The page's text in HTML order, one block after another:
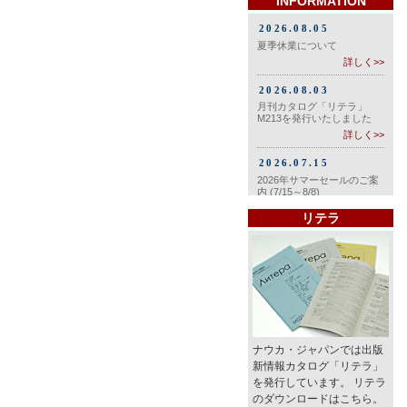
リテラ
ナウカ・ジャパンでは出版
新情報カタログ「リテラ」
を発行しています。 リテラ
のダウンロードはこちら。